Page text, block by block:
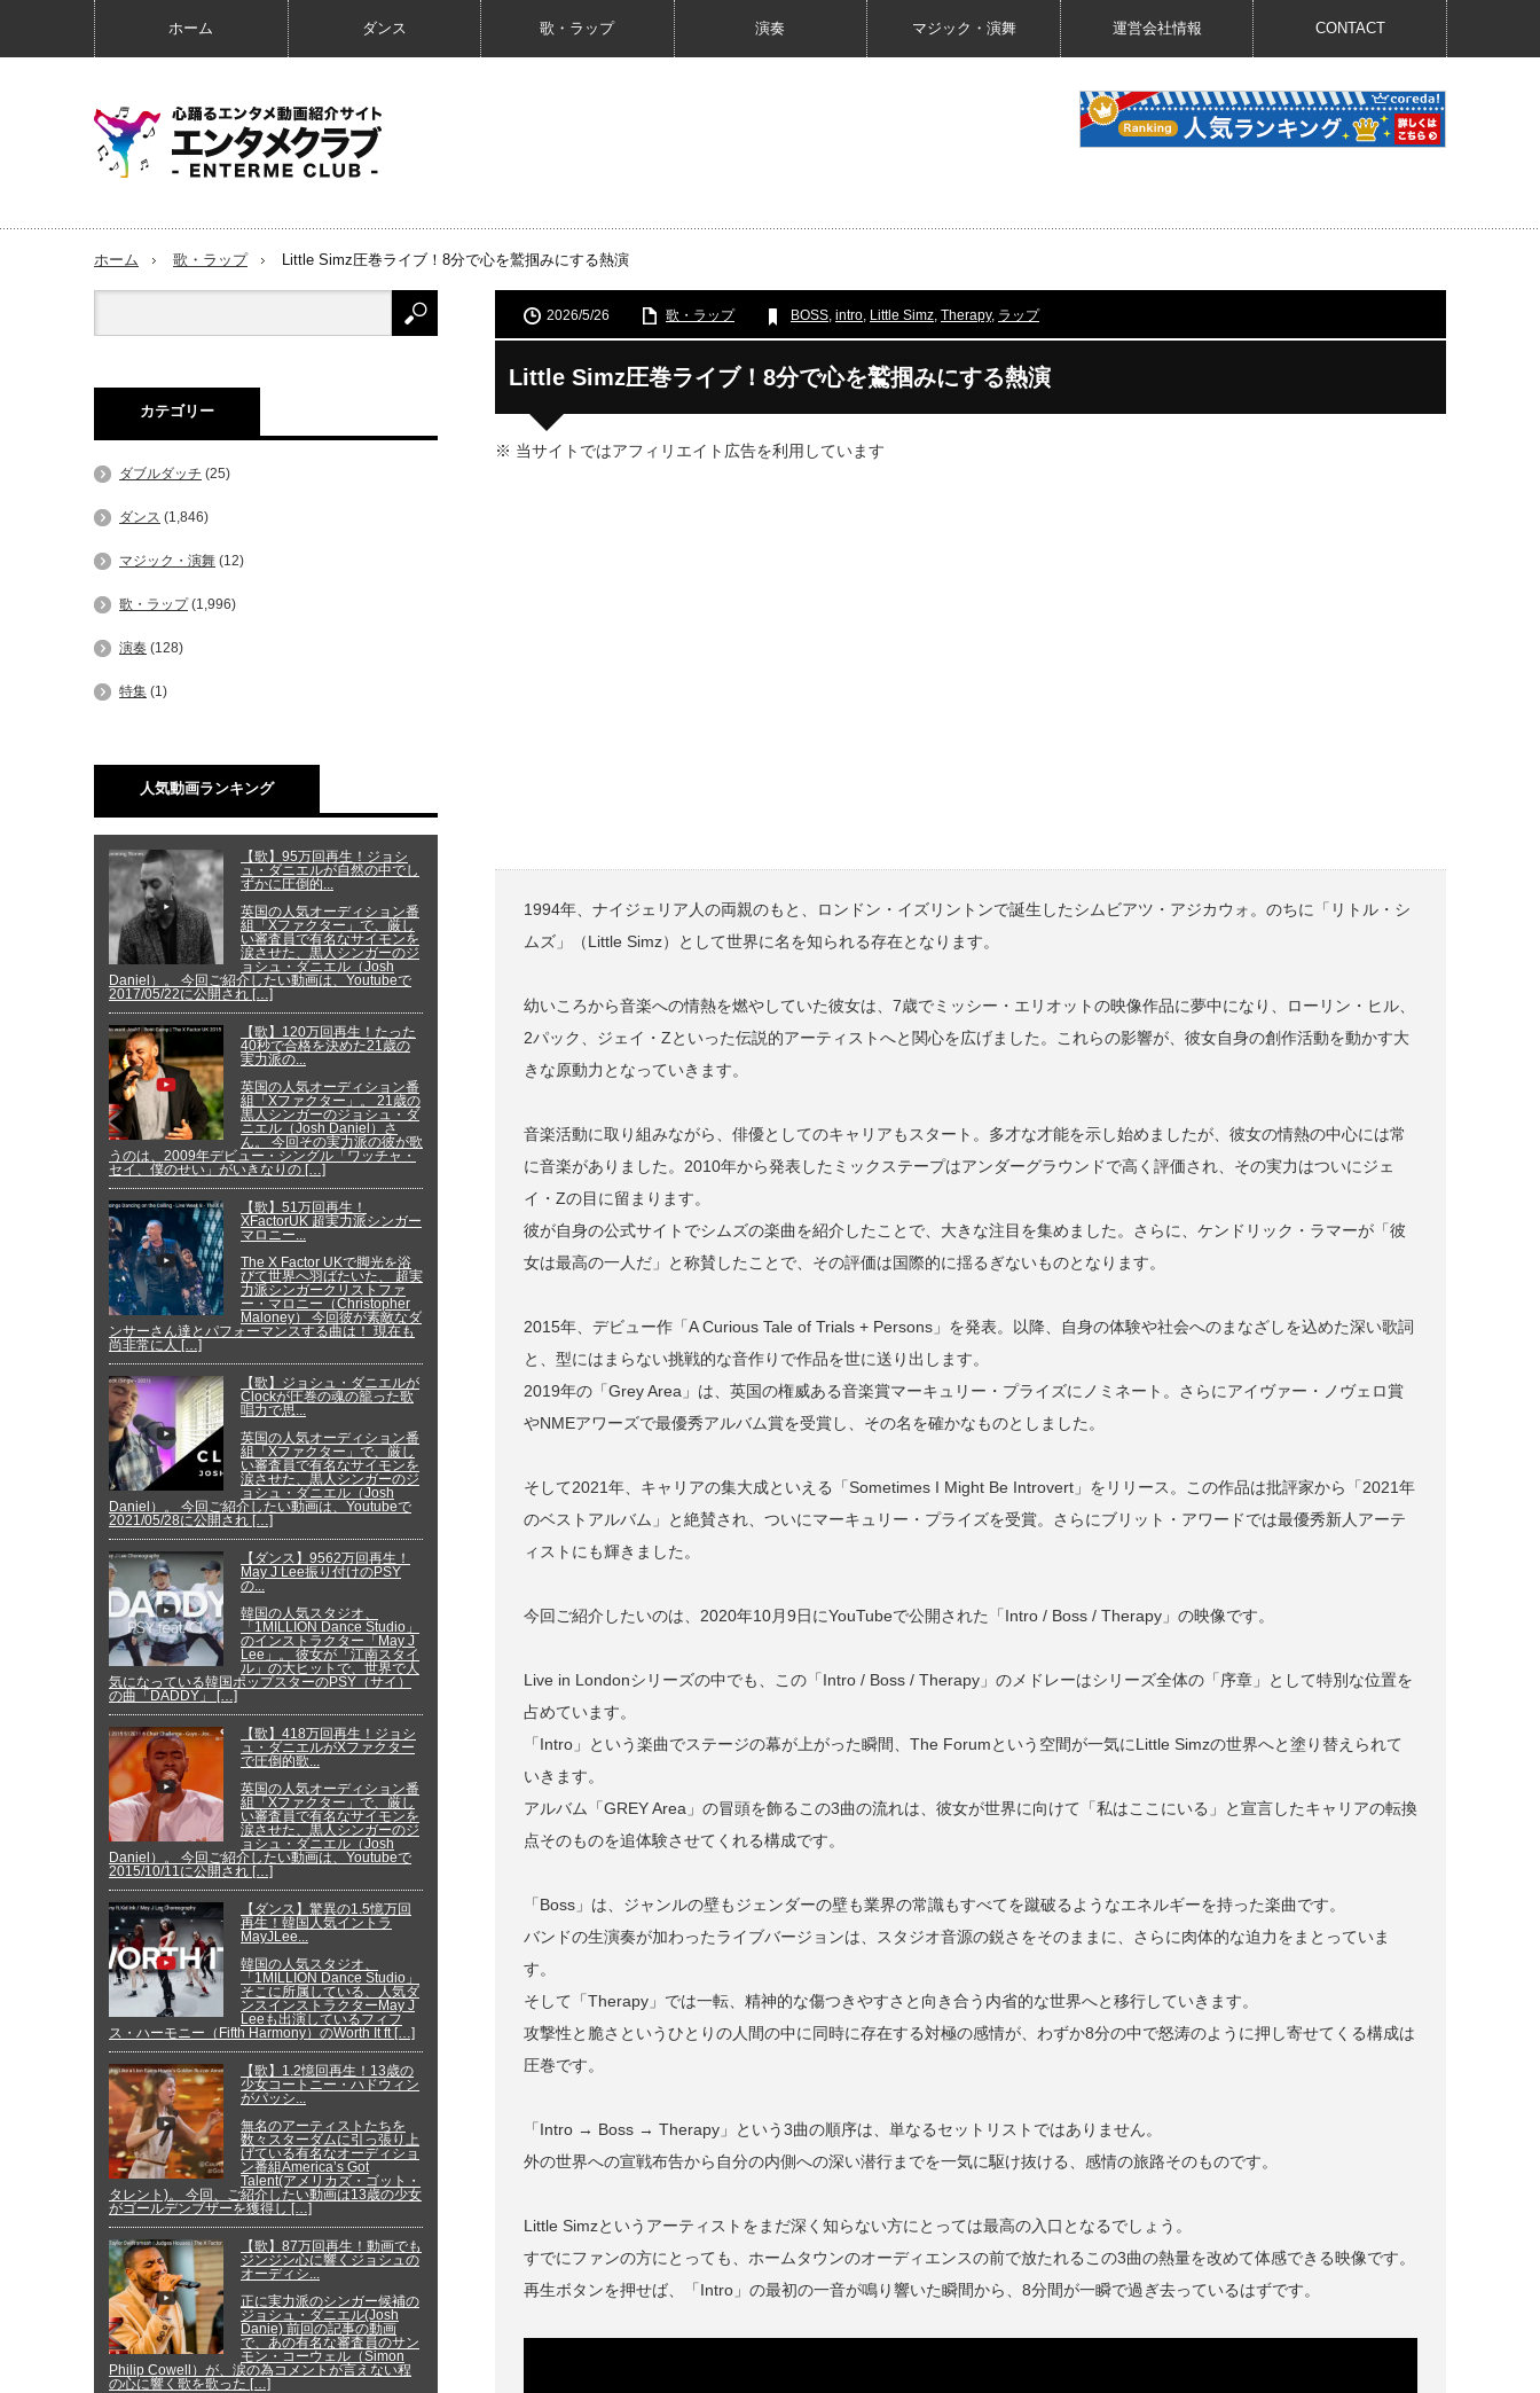
ホーム ダンス 歌・ラップ 演奏 マジック・演舞 運営会社情報 CONTACT
ホーム 歌・ラップ Little Simz圧巻ライブ！8分で心を鷲掴みにする熱演
2026/5/26 歌・ラップ BOSS, intro, Little Simz, Therapy, ラップ
Little Simz圧巻ライブ！8分で心を鷲掴みにする熱演
※ 当サイトではアフィリエイト広告を利用しています
1994年、ナイジェリア人の両親のもと、ロンドン・イズリントンで誕生したシムビアツ・アジカウォ。のちに「リトル・シ
ムズ」（Little Simz）として世界に名を知られる存在となります。
幼いころから音楽への情熱を燃やしていた彼女は、7歳でミッシー・エリオットの映像作品に夢中になり、ローリン・ヒル、
2パック、ジェイ・Zといった伝説的アーティストへと関心を広げました。これらの影響が、彼女自身の創作活動を動かす大
きな原動力となっていきます。
音楽活動に取り組みながら、俳優としてのキャリアもスタート。多才な才能を示し始めましたが、彼女の情熱の中心には常
に音楽がありました。2010年から発表したミックステープはアンダーグラウンドで高く評価され、その実力はついにジェ
イ・Zの目に留まります。
彼が自身の公式サイトでシムズの楽曲を紹介したことで、大きな注目を集めました。さらに、ケンドリック・ラマーが「彼
女は最高の一人だ」と称賛したことで、その評価は国際的に揺るぎないものとなります。
2015年、デビュー作「A Curious Tale of Trials + Persons」を発表。以降、自身の体験や社会へのまなざしを込めた深い歌詞
と、型にはまらない挑戦的な音作りで作品を世に送り出します。
2019年の「Grey Area」は、英国の権威ある音楽賞マーキュリー・プライズにノミネート。さらにアイヴァー・ノヴェロ賞
やNMEアワーズで最優秀アルバム賞を受賞し、その名を確かなものとしました。
そして2021年、キャリアの集大成といえる「Sometimes I Might Be Introvert」をリリース。この作品は批評家から「2021年
のベストアルバム」と絶賛され、ついにマーキュリー・プライズを受賞。さらにブリット・アワードでは最優秀新人アーテ
ィストにも輝きました。
今回ご紹介したいのは、2020年10月9日にYouTubeで公開された「Intro / Boss / Therapy」の映像です。
Live in Londonシリーズの中でも、この「Intro / Boss / Therapy」のメドレーはシリーズ全体の「序章」として特別な位置を
占めています。
「Intro」という楽曲でステージの幕が上がった瞬間、The Forumという空間が一気にLittle Simzの世界へと塗り替えられて
いきます。
アルバム「GREY Area」の冒頭を飾るこの3曲の流れは、彼女が世界に向けて「私はここにいる」と宣言したキャリアの転換
点そのものを追体験させてくれる構成です。
「Boss」は、ジャンルの壁もジェンダーの壁も業界の常識もすべてを蹴破るようなエネルギーを持った楽曲です。
バンドの生演奏が加わったライブバージョンは、スタジオ音源の鋭さをそのままに、さらに肉体的な迫力をまとっていま
す。
そして「Therapy」では一転、精神的な傷つきやすさと向き合う内省的な世界へと移行していきます。
攻撃性と脆さというひとりの人間の中に同時に存在する対極の感情が、わずか8分の中で怒涛のように押し寄せてくる構成は
圧巻です。
「Intro → Boss → Therapy」という3曲の順序は、単なるセットリストではありません。
外の世界への宣戦布告から自分の内側への深い潜行までを一気に駆け抜ける、感情の旅路そのものです。
Little Simzというアーティストをまだ深く知らない方にとっては最高の入口となるでしょう。
すでにファンの方にとっても、ホームタウンのオーディエンスの前で放たれるこの3曲の熱量を改めて体感できる映像です。
再生ボタンを押せば、「Intro」の最初の一音が鳴り響いた瞬間から、8分間が一瞬で過ぎ去っているはずです。
カテゴリー
ダブルダッチ (25)
ダンス (1,846)
マジック・演舞 (12)
歌・ラップ(1,996)
演奏 (128)
特集 (1)
人気動画ランキング
【歌】95万回再生！ジョシ
ュ・ダニエルが自然の中でし
ずかに圧倒的...
英国の人気オーディション番
組「Xファクター」で、厳し
い審査員で有名なサイモンを
涙させた、黒人シンガーのジ
ョシュ・ダニエル（Josh
Daniel）。 今回ご紹介したい動画は、Youtubeで
2017/05/22に公開され […]
【歌】120万回再生！たった
40秒で合格を決めた21歳の
実力派の...
英国の人気オーディション番
組「Xファクター」。 21歳の
黒人シンガーのジョシュ・ダ
ニエル（Josh Daniel）さ
ん。 今回その実力派の彼が歌
うのは、2009年デビュー・シングル「ワッチャ・
セイ、僕のせい」がいきなりの […]
【歌】51万回再生！
XFactorUK 超実力派シンガー
マロニー...
The X Factor UKで脚光を浴
びて世界へ羽ばたいた、 超実
力派シンガークリストファ
ー・マロニー（Christopher
Maloney） 今回彼が素敵なダ
ンサーさん達とパフォーマンスする曲は！ 現在も
尚非常に人 […]
【歌】ジョシュ・ダニエルが
Clockが圧巻の魂の籠った歌
唱力で思...
英国の人気オーディション番
組「Xファクター」で、厳し
い審査員で有名なサイモンを
涙させた、黒人シンガーのジ
ョシュ・ダニエル（Josh
Daniel）。 今回ご紹介したい動画は、Youtubeで
2021/05/28に公開され […]
【ダンス】9562万回再生！
May J Lee振り付けのPSY
の...
韓国の人気スタジオ、
「1MILLION Dance Studio」
のインストラクター「May J
Lee」。 彼女が「江南スタイ
ル」の大ヒットで、世界で人
気になっている韓国ポップスターのPSY（サイ）
の曲「DADDY」 […]
【歌】418万回再生！ジョシ
ュ・ダニエルがXファクター
で圧倒的歌...
英国の人気オーディション番
組「Xファクター」で、厳し
い審査員で有名なサイモンを
涙させた、黒人シンガーのジ
ョシュ・ダニエル（Josh
Daniel）。 今回ご紹介したい動画は、Youtubeで
2015/10/11に公開され […]
【ダンス】驚異の1.5憶万回
再生！韓国人気イントラ
MayJLee...
韓国の人気スタジオ、
「1MILLION Dance Studio」
そこに所属している、人気ダ
ンスインストラクターMay J
Leeも出演しているフィフ
ス・ハーモニー（Fifth Harmony）のWorth It ft […]
【歌】1.2憶回再生！13歳の
少女コートニー・ハドウィン
がパッシ...
無名のアーティストたちを
数々スターダムに引っ張り上
げている有名なオーディショ
ン番組America’s Got
Talent(アメリカズ・ゴット・
タレント)。 今回、ご紹介したい動画は13歳の少女
がゴールデンブザーを獲得し […]
【歌】87万回再生！動画でも
ジンジン心に響くジョシュの
オーディシ...
正に実力派のシンガー候補の
ジョシュ・ダニエル(Josh
Danie) 前回の記事の動画
で、あの有名な審査員のサン
モン・コーウェル（Simon
Philip Cowell）が、涙の為コメントが言えない程
の心に響く歌を歌った […]